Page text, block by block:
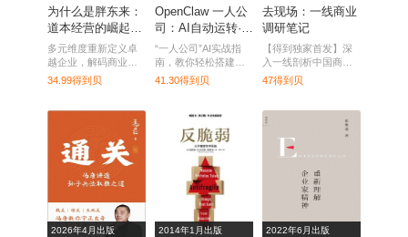
为什么是胖东来：
道本经营的崛起之
路
多元维度重新定义卓
越企业，解码商业进
化的“中国智慧”。
34.99得到贝
OpenClaw 一人公
司：AI自动运转·轻
资产智能创收
“一人公司”AI实战指
南，教你轻松搭建智
能创收体系，实现高
效自动化运营。
41.30得到贝
去现场：一线商业
调研笔记
【得到独家首发】深
入一线剖析中国商业
生态，提炼实用经营
策略。
47得到贝
2026年4月出版 2014年1月出版 2022年6月出版